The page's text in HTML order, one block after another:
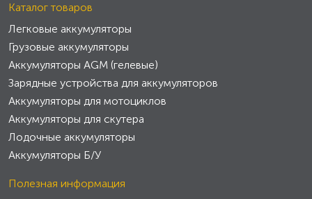
Каталог товаров
Легковые аккумуляторы
Грузовые аккумуляторы
Аккумуляторы AGM (гелевые)
Зарядные устройства для аккумуляторов
Аккумуляторы для мотоциклов
Аккумуляторы для скутера
Лодочные аккумуляторы
Аккумуляторы Б/У
Полезная информация